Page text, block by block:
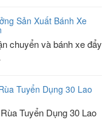
Sản Xuất Bánh Xe
chuyển và bánh xe đẩy
Tuyển Dụng 30 Lao
Tuyển Dụng 30 Lao